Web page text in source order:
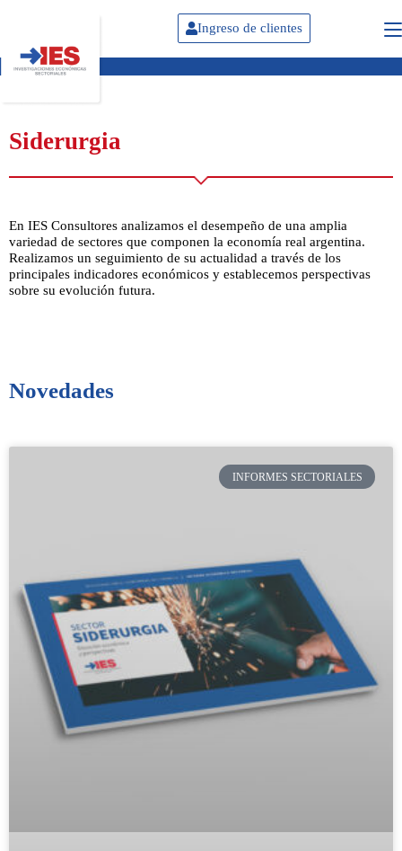
Ingreso de clientes
Siderurgia
En IES Consultores analizamos el desempeño de una amplia
variedad de sectores que componen la economía real argentina.
Realizamos un seguimiento de su actualidad a través de los
principales indicadores económicos y establecemos perspectivas
sobre su evolución futura.
Novedades
INFORMES SECTORIALES